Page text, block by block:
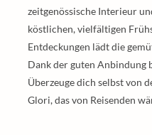
zeitgenössische Interieur
köstlichen, vielfältigen
Entdeckungen lädt die
Dank der guten Anbindung
Überzeuge dich selbst von
Glori, das von Reisenden